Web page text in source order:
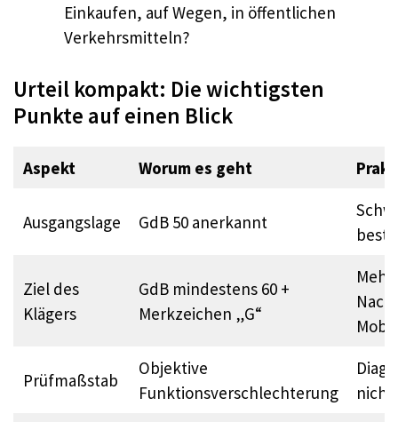
Einkaufen, auf Wegen, in öffentlichen
Verkehrsmitteln?
Urteil kompakt: Die wichtigsten
Punkte auf einen Blick
Aspekt Worum es geht
Ausgangslage GdB 50 anerkannt
Ziel des
Klägers
GdB mindestens 60 +
Merkzeichen „G“
Mehr
Prüfmaßstab
Objektive
Funktionsverschlechterung
nicht